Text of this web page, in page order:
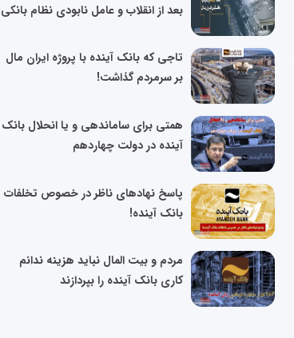
بعد از انقلاب و عامل نابودی نظام
تاجی که بانک آینده با پروژه ایران مال
بر سرمردم گذاشت!
همتی برای ساماندهی و یا انحلال بانک
آینده در دولت چهاردهم
پاسخ نهادهای ناظر در خصوص تخلفات
بانک آینده!
مردم و بیت المال نباید هزینه ندانم
کاری بانک آینده را بپردازند